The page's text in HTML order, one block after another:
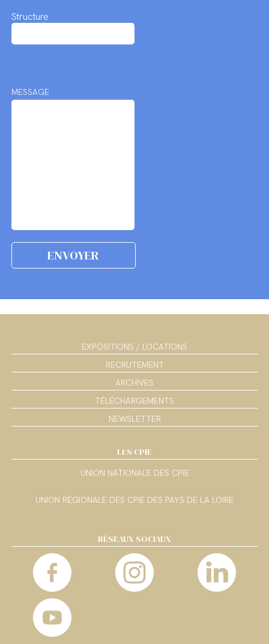
Structure
MESSAGE
EXPOSITIONS / LOCATIONS
RECRUTEMENT
ARCHIVES
TÉLÉCHARGEMENTS
NEWSLETTER
LES CPIE
UNION NATIONALE DES CPIE
UNION RÉGIONALE DES CPIE DES PAYS DE LA LOIRE
RÉSEAUX SOCIAUX